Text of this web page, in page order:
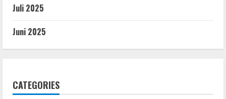
Juli 2025
Juni 2025
CATEGORIES